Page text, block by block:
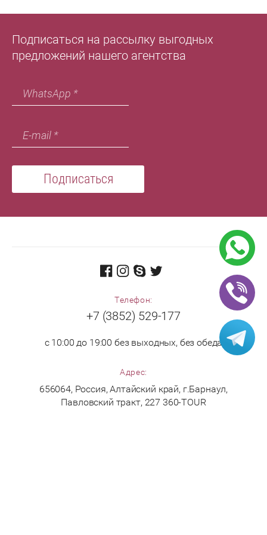
Подписаться на рассылку выгодных
предложений нашего агентства
Подписаться
Телефон:
+7 (3852) 529-177
с 10:00 до 19:00 без выходных, без обеда
Адрес:
656064, Россия, Алтайский край, г.Барнаул,
Павловский тракт, 227 360-TOUR